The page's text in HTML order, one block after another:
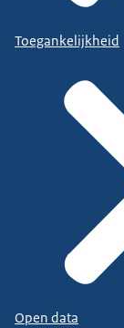
Toegankelijkheid
Open data